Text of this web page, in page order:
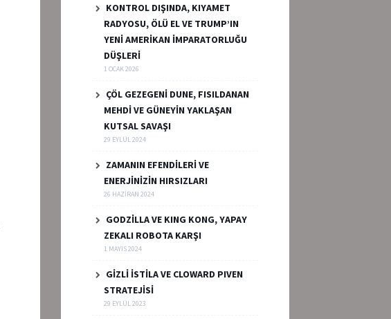
KONTROL DIŞINDA, KIYAMET
RADYOSU, ÖLÜ EL VE TRUMP’IN
YENİ AMERİKAN İMPARATORLUĞU
DÜŞLERİ
1 OCAK 2026
ÇÖL GEZEGENİ DUNE, FISILDANAN
MEHDİ VE GÜNEYİN YAKLAŞAN
KUTSAL SAVAŞI
29 EYLÜL 2024
ZAMANIN EFENDİLERİ VE
ENERJİNİZİN HIRSIZLARI
26 HAZIRAN 2024
GODZİLLA VE KING KONG, YAPAY
ZEKALI ROBOTA KARŞI
1 MAYIS 2024
GİZLİ İSTİLA VE CLOWARD PIVEN
STRATEJİSİ
29 EYLÜL 2023